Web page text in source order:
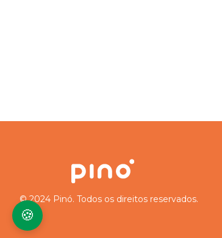
© 2024 Pinó. Todos os direitos reservados.
🍪